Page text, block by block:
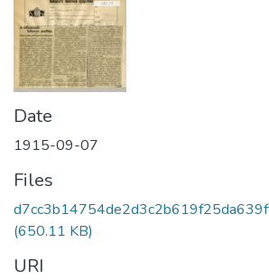
Date
1915-09-07
Files
(650.11 KB)
URI